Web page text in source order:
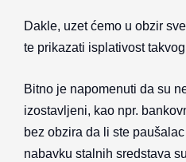
Dakle, uzet ćemo u obzir
te prikazati isplativost
Bitno je napomenuti da su
izostavljeni, kao npr.
bez obzira da li ste
nabavku stalnih sredstava